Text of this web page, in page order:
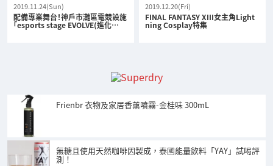
2019.11.24(Sun)
配備專業舞台！神戶市灘區電競設施
「esports stage EVOLVE(進化…
2019.12.20(Fri)
FINAL FANTASY XIII女主角Light
ning Cosplay特集
Frienbr 衣物及家居香薰噴霧-金桂味 300mL
無糖且使用天然咖啡因製成，泰國能量飲料「YAY」試喝評
測！